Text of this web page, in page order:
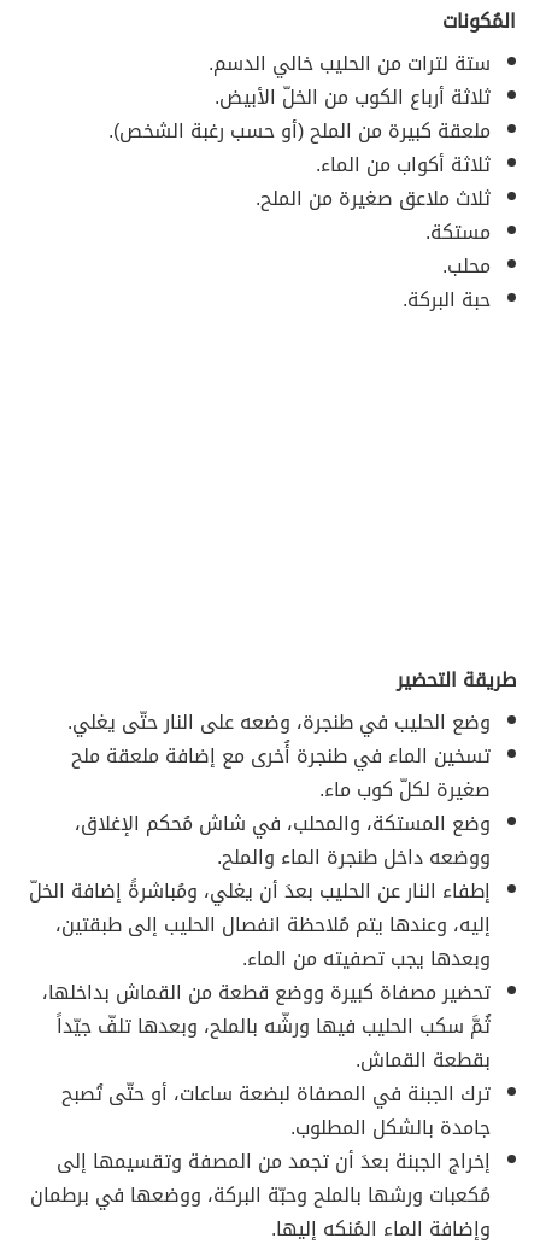
المُكونات
ستة لترات من الحليب خالي الدسم.
ثلاثة أرباع الكوب من الخلّ الأبيض.
ملعقة كبيرة من الملح (أو حسب رغبة الشخص).
ثلاثة أكواب من الماء.
ثلاث ملاعق صغيرة من الملح.
مستكة.
محلب.
حبة البركة.
طريقة التحضير
وضع الحليب في طنجرة، وضعه على النار حتّى يغلي.
تسخين الماء في طنجرة أُخرى مع إضافة ملعقة ملح
صغيرة لكلّ كوب ماء.
وضع المستكة، والمحلب، في شاش مُحكم الإغلاق،
ووضعه داخل طنجرة الماء والملح.
إطفاء النار عن الحليب بعدَ أن يغلي، ومُباشرةً إضافة الخلّ
إليه، وعندها يتم مُلاحظة انفصال الحليب إلى طبقتين،
وبعدها يجب تصفيته من الماء.
تحضير مصفاة كبيرة ووضع قطعة من القماش بداخلها،
ثُمَّ سكب الحليب فيها ورشّه بالملح، وبعدها تلفّ جيّداً
بقطعة القماش.
ترك الجبنة في المصفاة لبضعة ساعات، أو حتّى تُصبح
جامدة بالشكل المطلوب.
إخراج الجبنة بعدَ أن تجمد من المصفة وتقسيمها إلى
مُكعبات ورشها بالملح وحبّة البركة، ووضعها في برطمان
وإضافة الماء المُنكه إليها.